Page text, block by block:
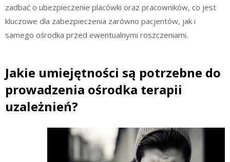
zadbać o ubezpieczenie placówki oraz pracowników, co jest
kluczowe dla zabezpieczenia zarówno pacjentów, jak i
samego ośrodka przed ewentualnymi roszczeniami.
Jakie umiejętności są potrzebne do
prowadzenia ośrodka terapii
uzależnień?